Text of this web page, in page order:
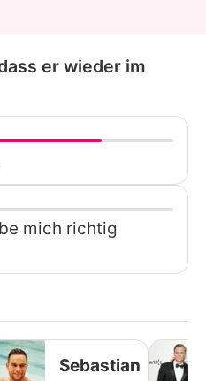
er wieder im
mich richtig
Sebastian